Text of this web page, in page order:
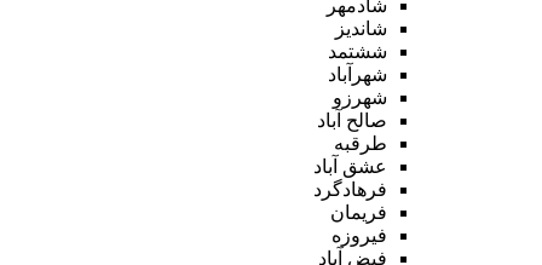
شادمهر
شاندیز
ششتمد
شهرآباد
شهرزو
صالح آباد
طرقبه
عشق آباد
فرهادگرد
فریمان
فیروزه
فیض آباد